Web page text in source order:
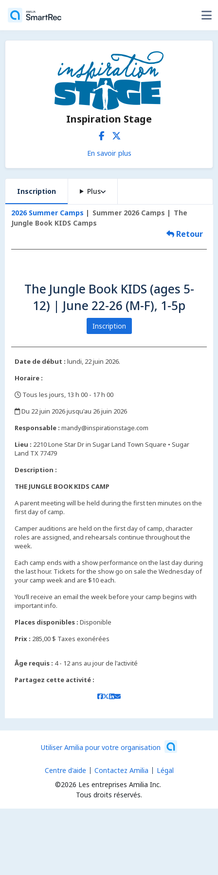
Inspiration Stage
En savoir plus
Inscription Plus
2026 Summer Camps Summer 2026 Camps
The
Jungle Book KIDS Camps
Retour
The Jungle Book KIDS (ages 5-
12) | June 22-26 (M-F), 1-5p
Inscription
Date de début : lundi, 22 juin 2026.
Horaire :
Tous les jours, 13 h 00 - 17 h 00
Du 22 juin 2026 jusqu'au 26 juin 2026
Responsable : mandy@inspirationstage.com
Lieu : 2210 Lone Star Dr in Sugar Land Town Square • Sugar
Land TX 77479
Description :
THE JUNGLE BOOK KIDS CAMP
A parent meeting will be held during the first ten minutes on the
first day of camp.
Camper auditions are held on the first day of camp, character
roles are assigned, and rehearsals continue throughout the
week.
Each camp ends with a show performance on the last day during
the last hour. Tickets for the show go on sale the Wednesday of
your camp week and are $10 each.
You’ll receive an email the week before your camp begins with
important info.
Places disponibles : Disponible
Prix : 285,00 $ Taxes exonérées
Âge requis : 4 - 12 ans au jour de l'activité
Partagez cette activité :
Utiliser Amilia pour votre organisation
©2026 Les entreprises Amilia Inc.
Tous droits réservés.
Centre d'aide Contactez Amilia Légal